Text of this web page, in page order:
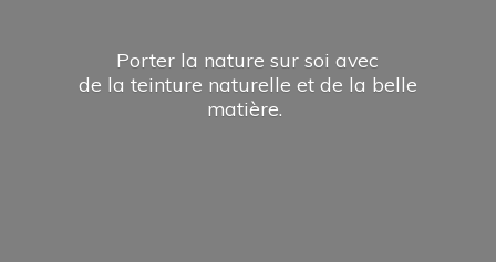
Porter la nature sur soi avec
de la teinture naturelle et de la belle
matière.